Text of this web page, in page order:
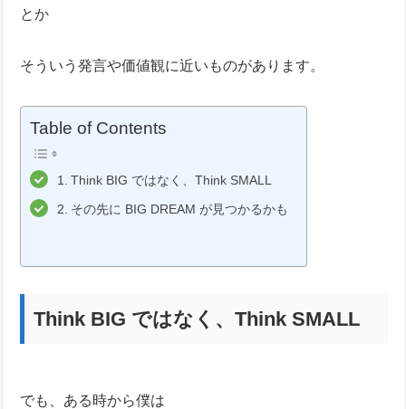
とか
そういう発言や価値観に近いものがあります。
Table of Contents
Think BIG ではなく、Think SMALL
その先に BIG DREAM が見つかるかも
Think BIG ではなく、Think SMALL
でも、ある時から僕は